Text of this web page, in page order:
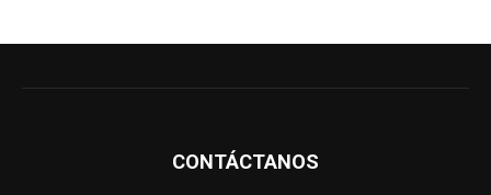
CONTÁCTANOS